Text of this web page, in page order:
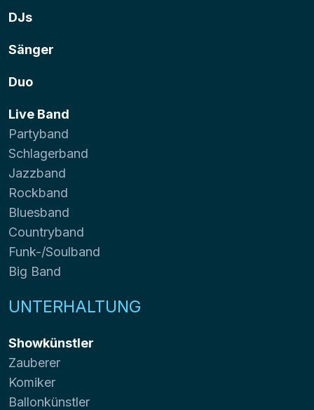
DJs
Sänger
Duo
Live Band
Partyband
Schlagerband
Jazzband
Rockband
Bluesband
Countryband
Funk-/Soulband
Big Band
UNTERHALTUNG
Showkünstler
Zauberer
Komiker
Ballonkünstler